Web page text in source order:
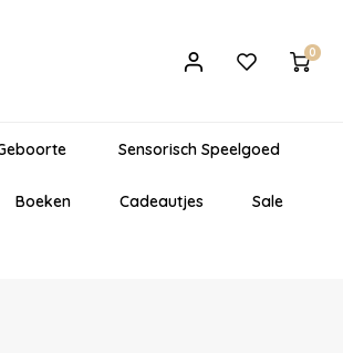
0
Sensorisch Speelgoed
Boeken Cadeautjes Sale